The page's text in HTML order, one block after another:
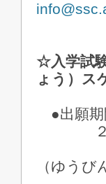
☆入学試
ょう）ス
●出願期
２０２
（ゆうび